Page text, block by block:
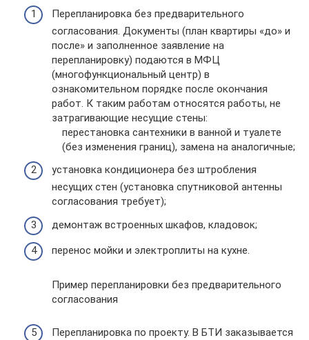
Перепланировка без предварительного
согласования. Документы (план квартиры «до» и
после» и заполненное заявление на
перепланировку) подаются в МФЦ
(многофункциональный центр) в
ознакомительном порядке после окончания
работ. К таким работам относятся работы, не
затрагивающие несущие стены:
перестановка сантехники в ванной и туалете
(без изменения границ), замена на аналогичные;
установка кондиционера без штробления
несущих стен (установка спутниковой антенны
согласования требует);
демонтаж встроенных шкафов, кладовок;
перенос мойки и электроплиты на кухне.
Пример перепланировки без предварительного
согласования
Перепланировка по проекту. В БТИ заказывается